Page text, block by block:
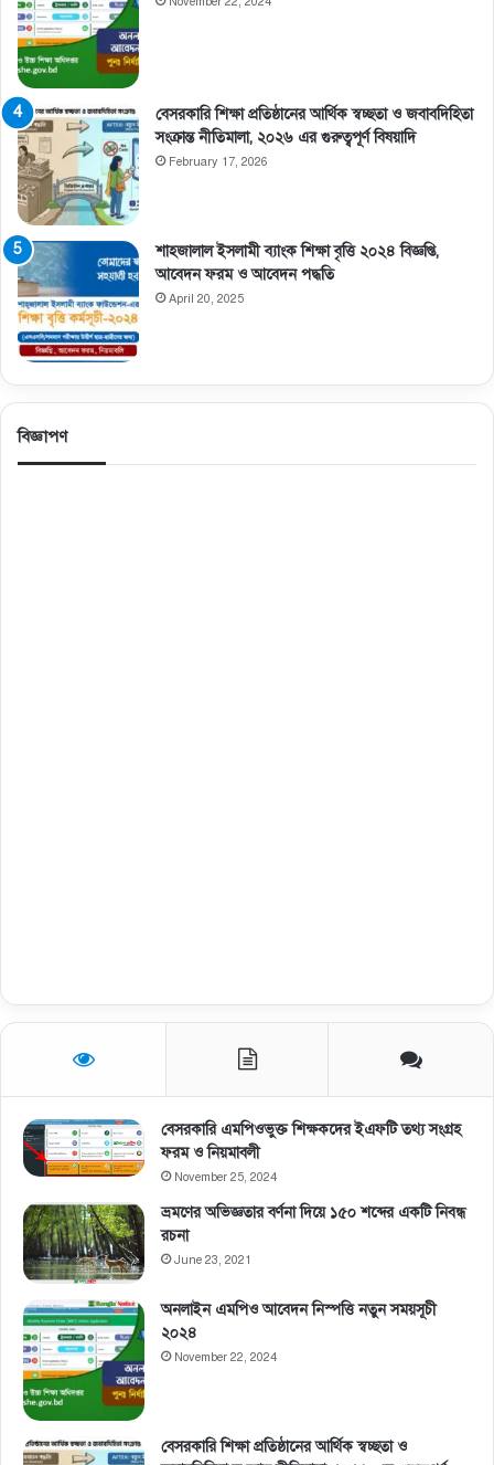
বেসরকারি শিক্ষা প্রতিষ্ঠানের আর্থিক স্বচ্ছতা ও জবাবদিহিতা
সংক্রান্ত নীতিমালা, ২০২৬ এর গুরুত্বপূর্ণ বিষয়াদি
February 17, 2026
শাহজালাল ইসলামী ব্যাংক শিক্ষা বৃত্তি ২০২৪ বিজ্ঞপ্তি,
আবেদন ফরম ও আবেদন পদ্ধতি
April 20, 2025
বিজ্ঞাপণ
বেসরকারি এমপিওভুক্ত শিক্ষকদের ইএফটি তথ্য সংগ্রহ
ফরম ও নিয়মাবলী
November 25, 2024
ভ্রমণের অভিজ্ঞতার বর্ণনা দিয়ে ১৫০ শব্দের একটি নিবন্ধ
রচনা
June 23, 2021
অনলাইন এমপিও আবেদন নিস্পত্তি নতুন সময়সূচী
২০২৪
November 22, 2024
বেসরকারি শিক্ষা প্রতিষ্ঠানের আর্থিক স্বচ্ছতা ও